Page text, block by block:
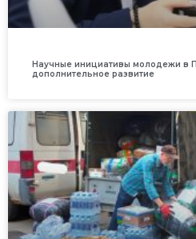
Научные инициативы молодежи в
дополнительное развитие